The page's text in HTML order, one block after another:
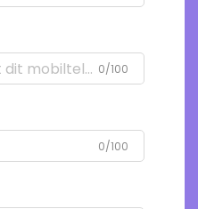
0/100
0/100